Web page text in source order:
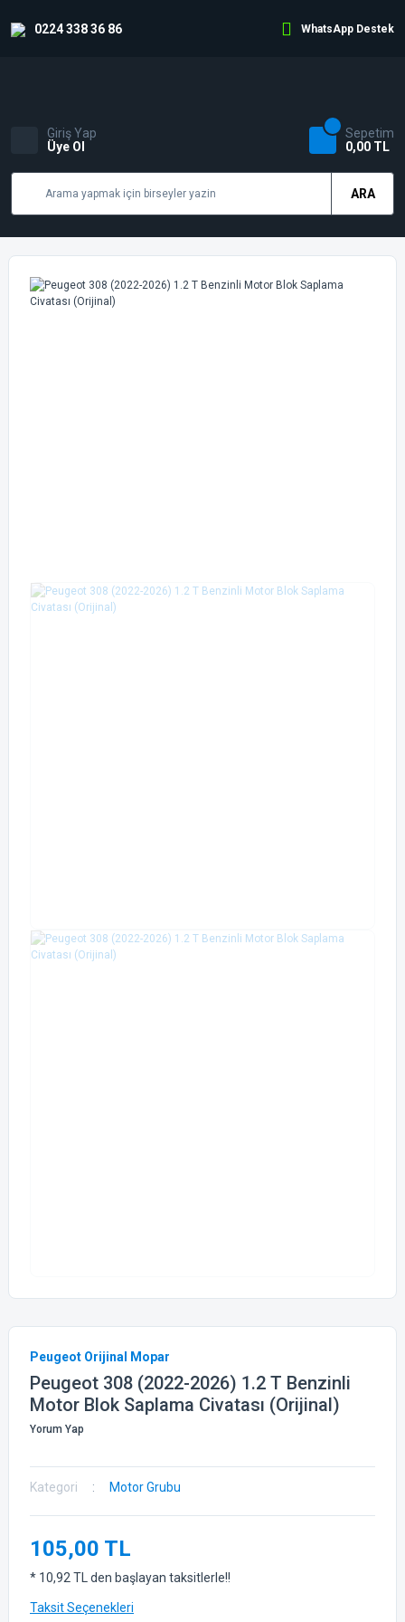
0224 338 36 86 WhatsApp Destek
ARA
Giriş Yap
Üye Ol
Sepetim
0,00 TL
Peugeot Orijinal Mopar
Peugeot 308 (2022-2026) 1.2 T Benzinli
Motor Blok Saplama Civatası (Orijinal)
Yorum Yap
Kategori Motor Grubu
105,00 TL
* 10,92 TL den başlayan taksitlerle!!
Taksit Seçenekleri